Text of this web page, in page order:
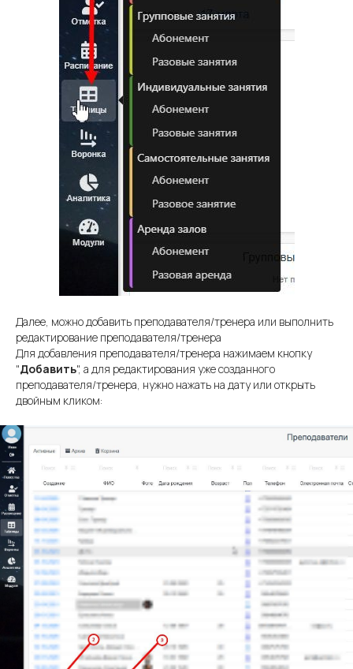
Далее, можно добавить преподавателя/тренера или выполнить
редактирование преподавателя/тренера
Для добавления преподавателя/тренера нажимаем кнопку
"Добавить", а для редактирования уже созданного
преподавателя/тренера, нужно нажать на дату или открыть
двойным кликом: